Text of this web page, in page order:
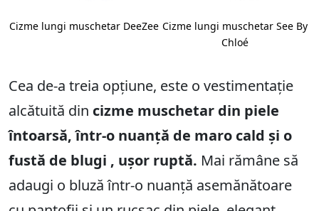
Cizme lungi muschetar DeeZee Cizme lungi muschetar See By
Chloé
Cea de-a treia opțiune, este o vestimentație
alcătuită din cizme muschetar din piele
întoarsă, într-o nuanță de maro cald și o
fustă de blugi , ușor ruptă. Mai rămâne să
adaugi o bluză într-o nuanță asemănătoare